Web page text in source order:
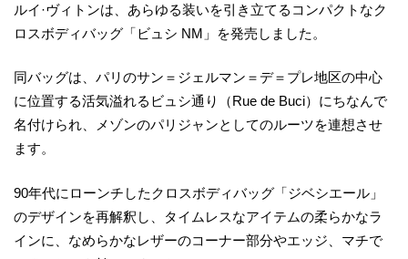
ルイ·ヴィトンは、あらゆる装いを引き立てるコンパクトなク
ロスボディバッグ「ビュシ NM」を発売しました。
同バッグは、パリのサン＝ジェルマン＝デ＝プレ地区の中心
に位置する活気溢れるビュシ通り（Rue de Buci）にちなんで
名付けられ、メゾンのパリジャンとしてのルーツを連想させ
ます。
90年代にローンチしたクロスボディバッグ「ジベシエール」
のデザインを再解釈し、タイムレスなアイテムの柔らかなラ
インに、なめらかなレザーのコーナー部分やエッジ、マチで